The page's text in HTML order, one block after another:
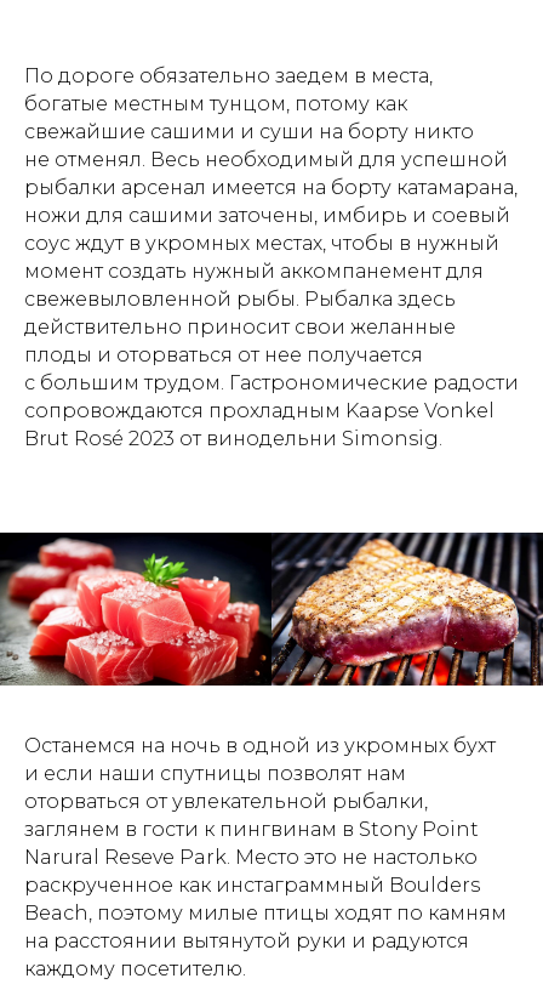
По дороге обязательно заедем в места,
богатые местным тунцом, потому как
свежайшие сашими и суши на борту никто
не отменял. Весь необходимый для успешной
рыбалки арсенал имеется на борту катамарана,
ножи для сашими заточены, имбирь и соевый
соус ждут в укромных местах, чтобы в нужный
момент создать нужный аккомпанемент для
свежевыловленной рыбы. Рыбалка здесь
действительно приносит свои желанные
плоды и оторваться от нее получается
с большим трудом. Гастрономические радости
сопровождаются прохладным Kaapse Vonkel
Brut Rosé 2023 от винодельни Simonsig.
Останемся на ночь в одной из укромных бухт
и если наши спутницы позволят нам
оторваться от увлекательной рыбалки,
заглянем в гости к пингвинам в Stony Point
Narural Reseve Park. Место это не настолько
раскрученное как инстаграммный Boulders
Beach, поэтому милые птицы ходят по камням
на расстоянии вытянутой руки и радуются
каждому посетителю.